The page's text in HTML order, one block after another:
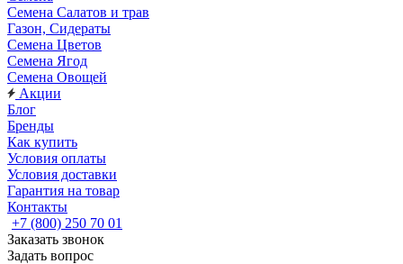
Семена Салатов и трав
Газон, Сидераты
Семена Цветов
Семена Ягод
Семена Овощей
Акции
Блог
Бренды
Как купить
Условия оплаты
Условия доставки
Гарантия на товар
Контакты
+7 (800) 250 70 01
Заказать звонок
Задать вопрос